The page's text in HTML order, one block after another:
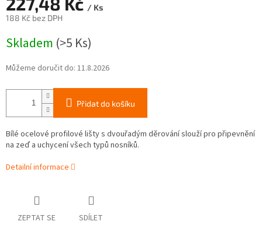
/ Ks
188 Kč bez DPH
cena:
Skladem (>5 Ks)
Můžeme doručit do: 11.8.2026
Přidat do košíku
Bílé ocelové profilové lišty s dvouřadým děrování slouží pro připevnění
na zeď a uchycení všech typů nosníků.
Detailní informace
ZEPTAT SE SDÍLET